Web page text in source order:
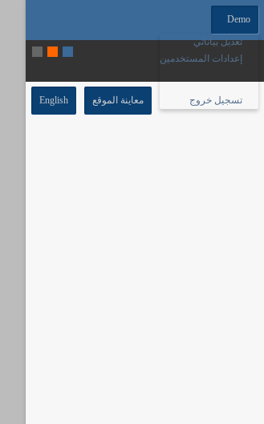
Demo
تعديل بياناتي
إعدادات المستخدمين
تسجيل خروج معاينة الموقع English